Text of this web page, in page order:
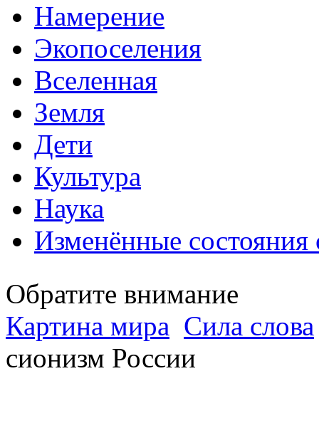
Намерение
Экопоселения
Вселенная
Земля
Дети
Культура
Наука
Изменённые состояния
Обратите внимание
Картина мира Сила слова
сионизм России